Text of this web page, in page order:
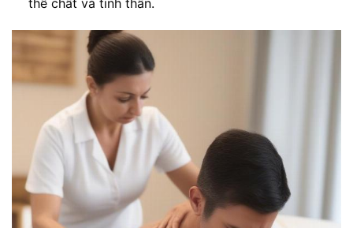
thể chất và tinh thần.